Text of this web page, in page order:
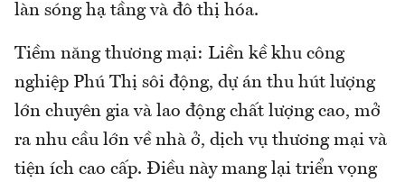
làn sóng hạ tầng và đô thị hóa.
Tiềm năng thương mại: Liền kề khu công
nghiệp Phú Thị sôi động, dự án thu hút lượng
lớn chuyên gia và lao động chất lượng cao, mở
ra nhu cầu lớn về nhà ở, dịch vụ thương mại và
tiện ích cao cấp. Điều này mang lại triển vọng